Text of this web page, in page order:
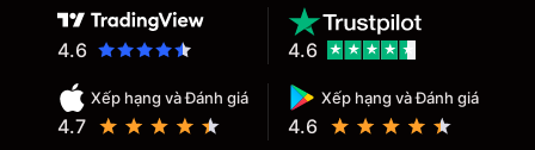
4.6
Xếp hạng và Đánh giá
4.7
Xếp hạng và Đánh giá
4.6
4.6